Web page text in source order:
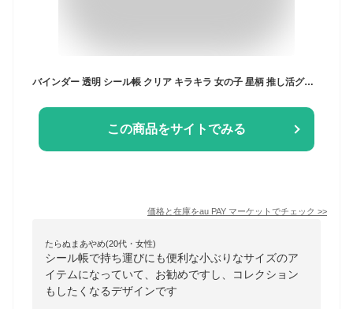
バインダー 透明 シール帳 クリア キラキラ 女の子 星柄 推し活グッズ ホワイト シール帳 M5/A6/A7 ダブルボタン 6穴バインダー おしゃれ
この商品をサイトでみる
価格と在庫をau PAY マーケット でチェック >>
たらぬまあやめ(20代・女性)
シール帳で持ち運びにも便利な小ぶりなサイズのア
イテムになっていて、お勧めですし、コレクション
もしたくなるデザインです